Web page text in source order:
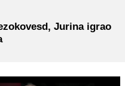
Jurina igrao